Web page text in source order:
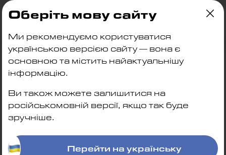
Главная | Блог | Кейсы по практике
Кейсы по практике
Кейсы по практике
Блокировка и
Оберіть мову сайту
Ми рекомендуємо користуватися
українською версією сайту — вона є
основною та містить найактуальнішу
інформацію.
Ви також можете залишитися на
російськомовній версії, якщо так буде
зручніше.
Перейти на українську